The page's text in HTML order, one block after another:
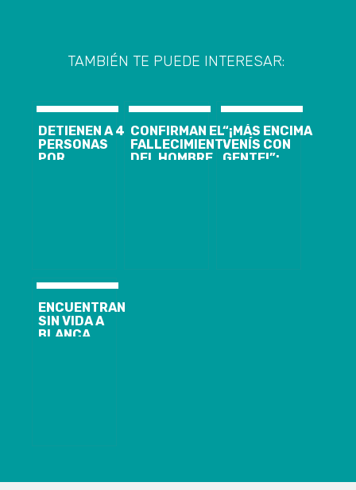
TAMBIÉN TE PUEDE INTERESAR:
DETIENEN A 4
PERSONAS
POR
CONFIRMAN EL
FALLECIMIENTO
DEL HOMBRE
“¡MÁS ENCIMA
VENÍS CON
GENTE!”:
ENCUENTRAN
SIN VIDA A
BLANCA